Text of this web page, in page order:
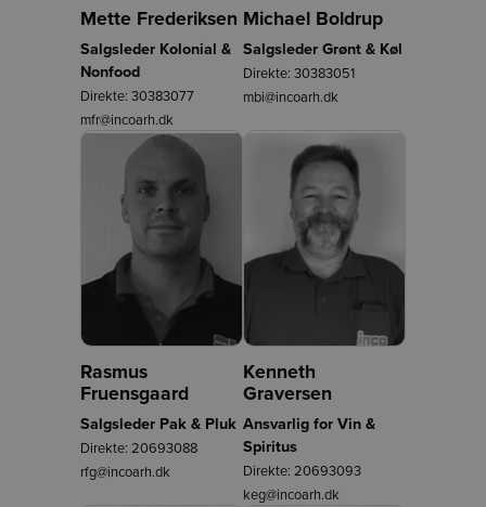
Mette Frederiksen
Salgsleder Kolonial &
Nonfood
Direkte: 30383077
mfr@incoarh.dk
Michael Boldrup
Salgsleder Grønt & Køl
Direkte: 30383051
mbi@incoarh.dk
Rasmus
Fruensgaard
Salgsleder Pak & Pluk
Direkte: 20693088
rfg@incoarh.dk
Kenneth
Graversen
Ansvarlig for Vin &
Spiritus
Direkte: 20693093
keg@incoarh.dk